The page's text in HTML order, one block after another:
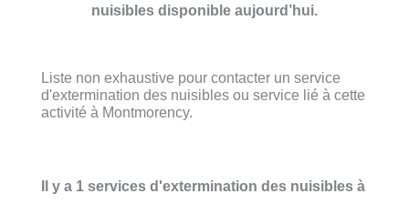
nuisibles disponible aujourd’hui.
Liste non exhaustive pour contacter un service
d'extermination des nuisibles ou service lié à cette
activité à Montmorency.
Il y a 1 services d'extermination des nuisibles à